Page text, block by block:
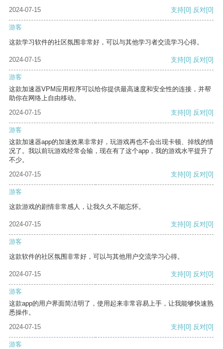
2024-07-15
支持[0] 反对[0]
游客
这款学习软件的社区氛围非常好，可以与其他学习者交流学习心得。
2024-07-15 支持[0] 反对[0]
游客
这款加速器VPM应用程序可以给你提供最高速度和安全性的连接，并帮
助你在网络上自由移动。
2024-07-15
支持[0] 反对[0]
游客
这款加速器app的加速效果非常好，玩游戏再也不会出现卡顿、掉线的情
况了。我以前玩游戏经常会输，现在有了这个app，我的游戏水平提升了
不少。
2024-07-15
支持[0] 反对[0]
游客
这款游戏的剧情非常感人，让我久久不能忘怀。
2024-07-15 支持[0] 反对[0]
游客
这款软件的社区氛围非常好，可以与其他用户交流学习心得。
2024-07-15 支持[0] 反对[0]
游客
这款app的用户界面简洁明了，使用起来非常容易上手，让我能够快速熟
悉操作。
2024-07-15
支持[0] 反对[0]
游客